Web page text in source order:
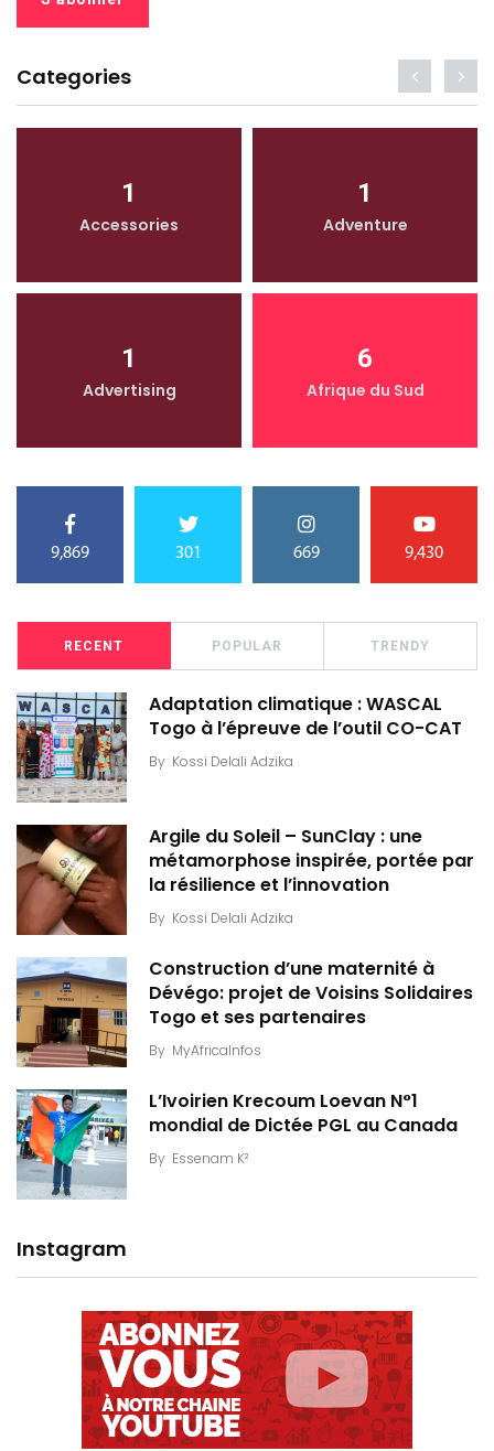
Categories
1
Accessories
1
Adventure
1
Advertising
6
Afrique du Sud
9,869 301 669 9,430
RECENT POPULAR TRENDY
Adaptation climatique : WASCAL
Togo à l’épreuve de l’outil CO-CAT
By Kossi Delali Adzika
Argile du Soleil – SunClay : une
métamorphose inspirée, portée par
la résilience et l’innovation
By Kossi Delali Adzika
Construction d’une maternité à
Dévégo: projet de Voisins Solidaires
Togo et ses partenaires
By MyAfricaInfos
L’Ivoirien Krecoum Loevan N°1
mondial de Dictée PGL au Canada
By Essenam K²
Instagram